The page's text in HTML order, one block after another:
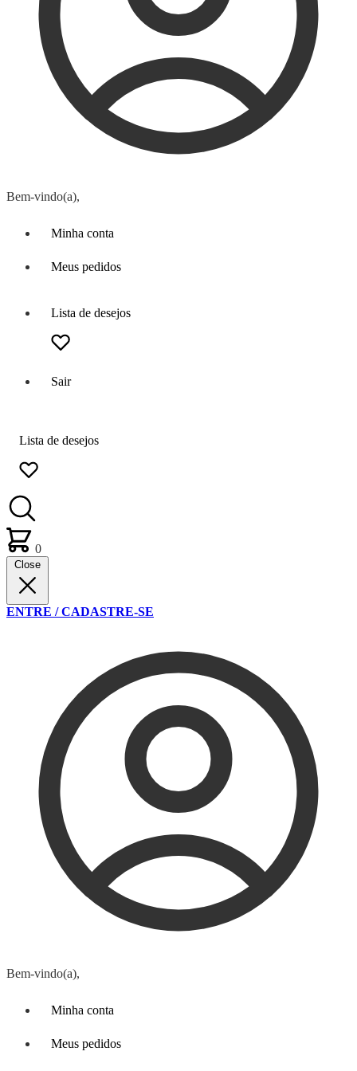
Bem-vindo(a),
Minha conta
Meus pedidos
Lista de desejos
Sair
Lista de desejos
0
Close
ENTRE / CADASTRE-SE
Bem-vindo(a),
Minha conta
Meus pedidos